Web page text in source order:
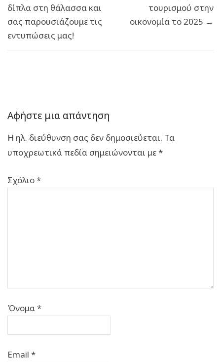
δίπλα στη θάλασσα και
σας παρουσιάζουμε τις
εντυπώσεις μας!
τουρισμού στην
οικονομία το 2025 →
Αφήστε μια απάντηση
Η ηλ. διεύθυνση σας δεν δημοσιεύεται. Τα
υποχρεωτικά πεδία σημειώνονται με*
Σχόλιο*
Όνομα*
Email *